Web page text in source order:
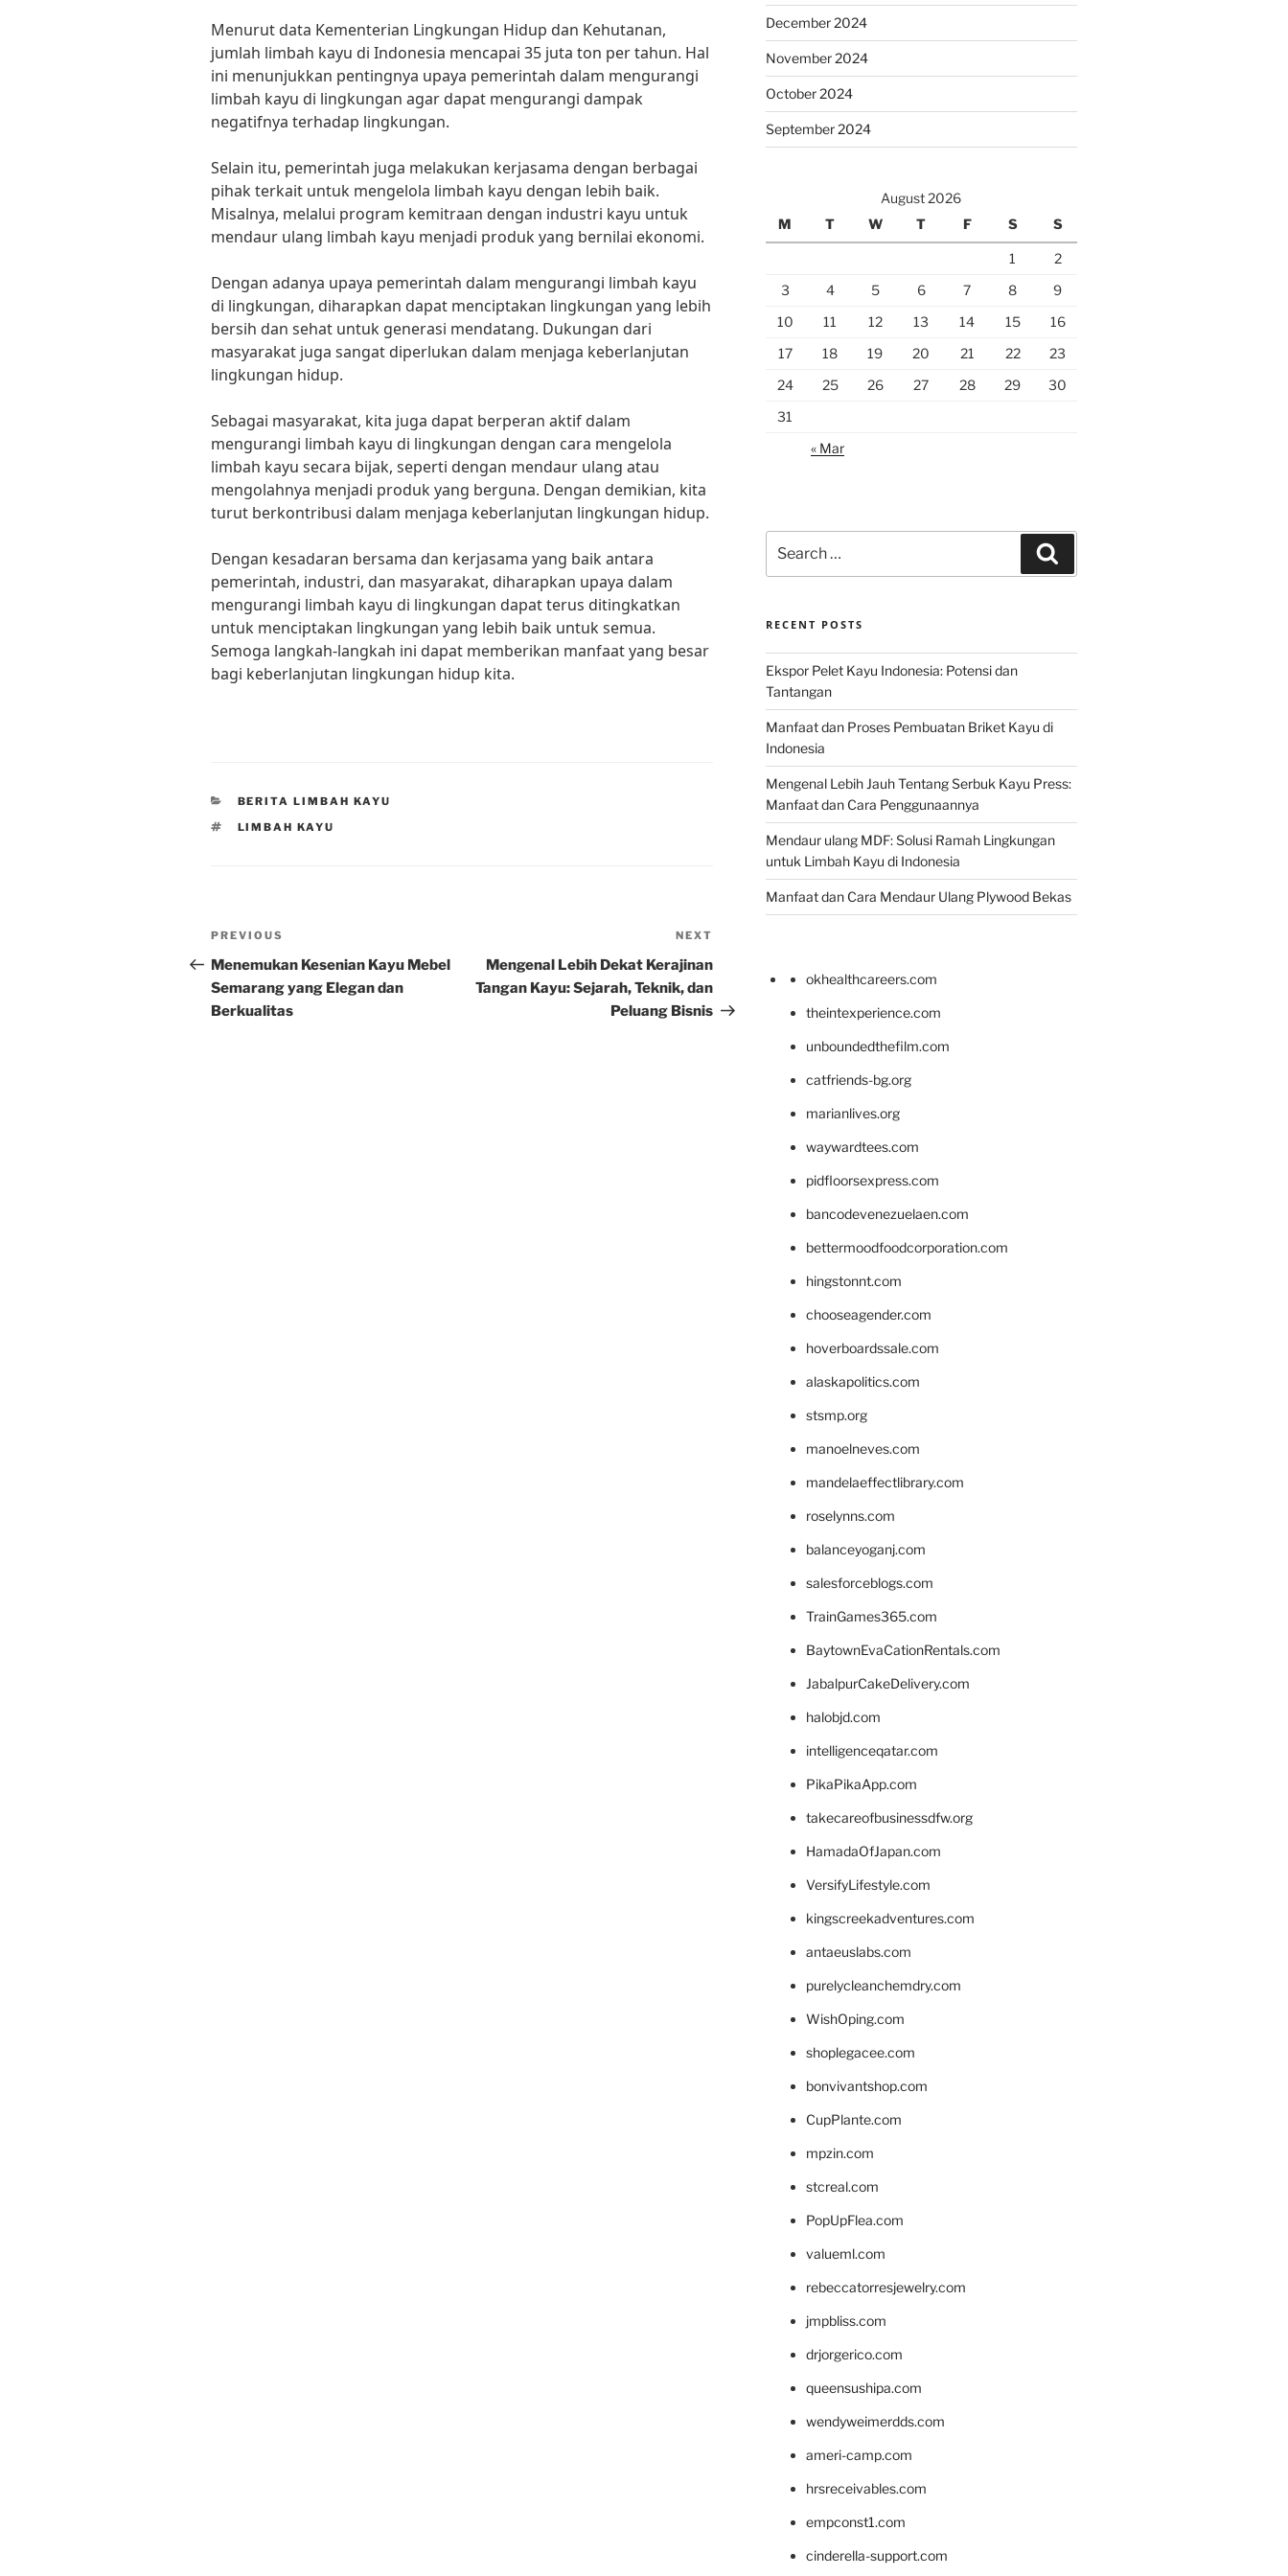
Menurut data Kementerian Lingkungan Hidup dan Kehutanan,
jumlah limbah kayu di Indonesia mencapai 35 juta ton per tahun. Hal
ini menunjukkan pentingnya upaya pemerintah dalam mengurangi
limbah kayu di lingkungan agar dapat mengurangi dampak
negatifnya terhadap lingkungan.
Selain itu, pemerintah juga melakukan kerjasama dengan berbagai
pihak terkait untuk mengelola limbah kayu dengan lebih baik.
Misalnya, melalui program kemitraan dengan industri kayu untuk
mendaur ulang limbah kayu menjadi produk yang bernilai ekonomi.
Dengan adanya upaya pemerintah dalam mengurangi limbah kayu
di lingkungan, diharapkan dapat menciptakan lingkungan yang lebih
bersih dan sehat untuk generasi mendatang. Dukungan dari
masyarakat juga sangat diperlukan dalam menjaga keberlanjutan
lingkungan hidup.
Sebagai masyarakat, kita juga dapat berperan aktif dalam
mengurangi limbah kayu di lingkungan dengan cara mengelola
limbah kayu secara bijak, seperti dengan mendaur ulang atau
mengolahnya menjadi produk yang berguna. Dengan demikian, kita
turut berkontribusi dalam menjaga keberlanjutan lingkungan hidup.
Dengan kesadaran bersama dan kerjasama yang baik antara
pemerintah, industri, dan masyarakat, diharapkan upaya dalam
mengurangi limbah kayu di lingkungan dapat terus ditingkatkan
untuk menciptakan lingkungan yang lebih baik untuk semua.
Semoga langkah-langkah ini dapat memberikan manfaat yang besar
bagi keberlanjutan lingkungan hidup kita.
CATEGORIES
BERITA LIMBAH KAYU
TAGS
LIMBAH KAYU
Post
navigation
Previous
Post
PREVIOUS
Menemukan Kesenian Kayu Mebel
Semarang yang Elegan dan
Berkualitas
Post
NEXT
Mengenal Lebih Dekat Kerajinan
Tangan Kayu: Sejarah, Teknik, dan
Peluang Bisnis
December 2024
November 2024
October 2024
September 2024
August 2026
M
T W T F S S
1
2
3
4 5 6 7 8
9
10
11 12 13 14 15
16
17
18 19 20 21 22
23
24
25 26 27 28 29
30
31
« Mar
for:
RECENT POSTS
Ekspor Pelet Kayu Indonesia: Potensi dan
Tantangan
Manfaat dan Proses Pembuatan Briket Kayu di
Indonesia
Mengenal Lebih Jauh Tentang Serbuk Kayu Press:
Manfaat dan Cara Penggunaannya
Mendaur ulang MDF: Solusi Ramah Lingkungan
untuk Limbah Kayu di Indonesia
Manfaat dan Cara Mendaur Ulang Plywood Bekas
okhealthcareers.com
theintexperience.com
unboundedthefilm.com
catfriends-bg.org
marianlives.org
waywardtees.com
pidfloorsexpress.com
bancodevenezuelaen.com
bettermoodfoodcorporation.com
hingstonnt.com
chooseagender.com
hoverboardssale.com
alaskapolitics.com
stsmp.org
manoelneves.com
mandelaeffectlibrary.com
roselynns.com
balanceyoganj.com
salesforceblogs.com
TrainGames365.com
BaytownEvaCationRentals.com
JabalpurCakeDelivery.com
halobjd.com
intelligenceqatar.com
PikaPikaApp.com
takecareofbusinessdfw.org
HamadaOfJapan.com
VersifyLifestyle.com
kingscreekadventures.com
antaeuslabs.com
purelycleanchemdry.com
WishOping.com
shoplegacee.com
bonvivantshop.com
CupPlante.com
mpzin.com
stcreal.com
PopUpFlea.com
valueml.com
rebeccatorresjewelry.com
jmpbliss.com
drjorgerico.com
queensushipa.com
wendyweimerdds.com
ameri-camp.com
hrsreceivables.com
empconst1.com
cinderella-support.com